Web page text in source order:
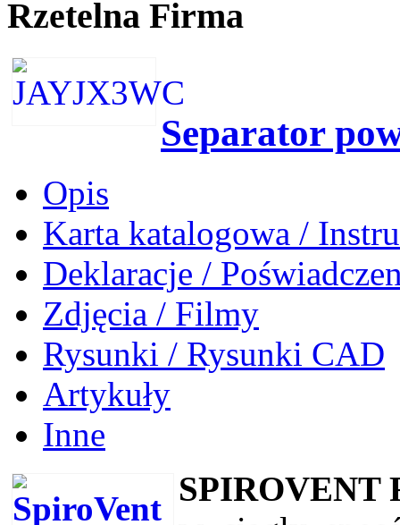
Rzetelna Firma
Separator
Opis
Karta katalogowa /
Deklaracje /
Zdjęcia / Filmy
Rysunki / Rysunki CAD
Artykuły
Inne
SPIROVENT